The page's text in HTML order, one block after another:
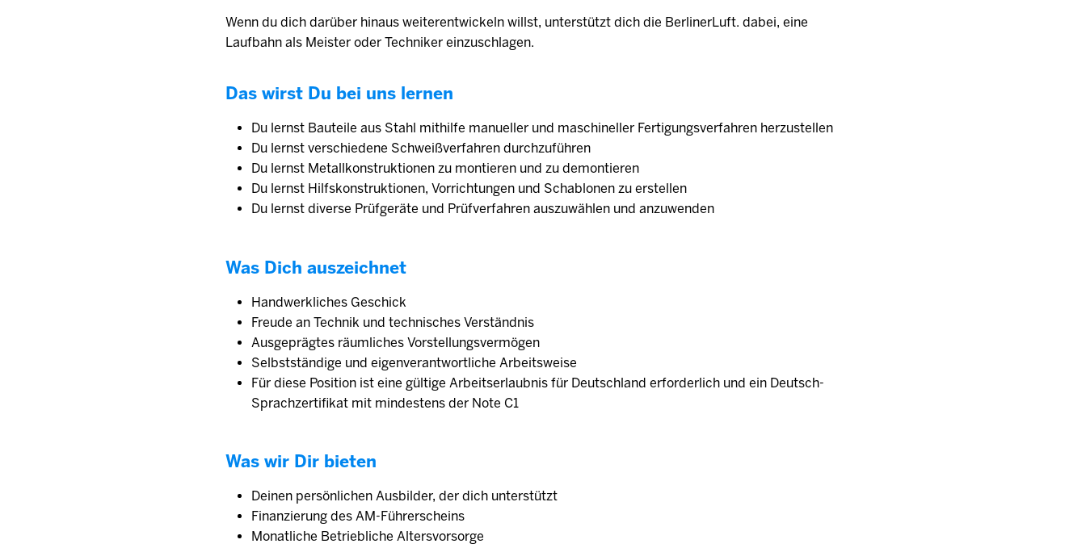
Wenn du dich darüber hinaus weiterentwickeln willst, unterstützt dich die BerlinerLuft. dabei, eine
Laufbahn als Meister oder Techniker einzuschlagen.
Das wirst Du bei uns lernen
Du lernst Bauteile aus Stahl mithilfe manueller und maschineller Fertigungsverfahren herzustellen
Du lernst verschiedene Schweißverfahren durchzuführen
Du lernst Metallkonstruktionen zu montieren und zu demontieren
Du lernst Hilfskonstruktionen, Vorrichtungen und Schablonen zu erstellen
Du lernst diverse Prüfgeräte und Prüfverfahren auszuwählen und anzuwenden
Was Dich auszeichnet
Handwerkliches Geschick
Freude an Technik und technisches Verständnis
Ausgeprägtes räumliches Vorstellungsvermögen
Selbstständige und eigenverantwortliche Arbeitsweise
Für diese Position ist eine gültige Arbeitserlaubnis für Deutschland erforderlich und ein Deutsch-
Sprachzertifikat mit mindestens der Note C1
Was wir Dir bieten
Deinen persönlichen Ausbilder, der dich unterstützt
Finanzierung des AM-Führerscheins
Monatliche Betriebliche Altersvorsorge